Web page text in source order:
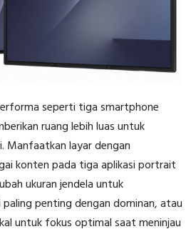
seperti tiga smartphone
ruang lebih luas untuk
Manfaatkan layar dengan
konten pada tiga aplikasi portrait
ukuran jendela untuk
penting dengan dominan, atau
untuk fokus optimal saat meninjau